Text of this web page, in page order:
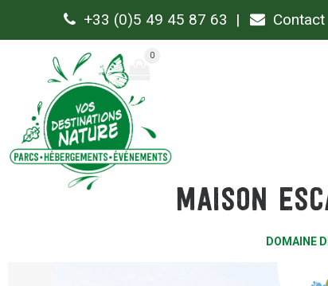
+33 (0)5 49 45 87 63 Contact
0
Maison
DOMAINE